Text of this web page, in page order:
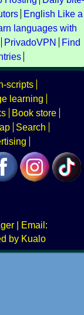
English Like a
languages with
PrivadoVPN
Find
scripts
learning
Book store
Search
| Email:
by Kualo